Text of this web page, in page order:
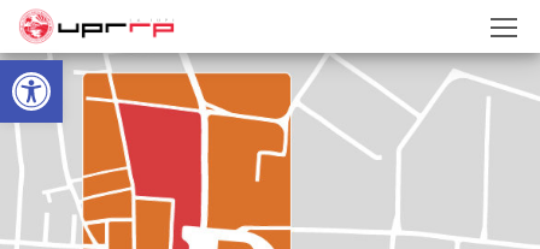
Open toolbar